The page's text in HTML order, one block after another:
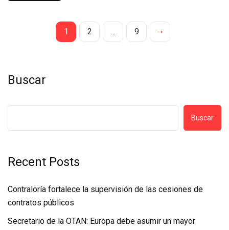
1 2 … 9
Buscar
Buscar
Recent Posts
Contraloría fortalece la supervisión de las cesiones de
contratos públicos
Secretario de la OTAN: Europa debe asumir un mayor